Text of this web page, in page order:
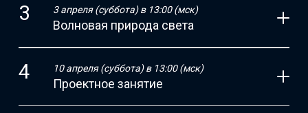
3 апреля (суббота) в 13:00 (мск)
Волновая природа света
10 апреля (суббота) в 13:00 (мск)
Проектное занятие